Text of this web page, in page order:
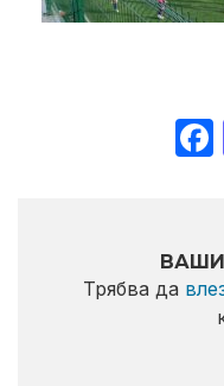
Трябва да